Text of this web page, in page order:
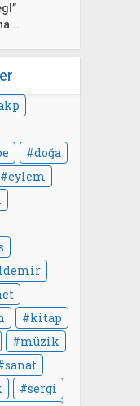
doğa
eylem
kitap
müzik
sanat
sergi